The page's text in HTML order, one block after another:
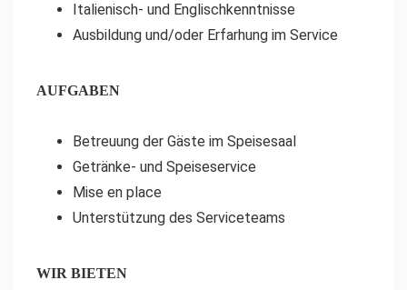
Italienisch- und Englischkenntnisse
Ausbildung und/oder Erfarhung im Service
AUFGABEN
Betreuung der Gäste im Speisesaal
Getränke- und Speiseservice
Mise en place
Unterstützung des Serviceteams
WIR BIETEN